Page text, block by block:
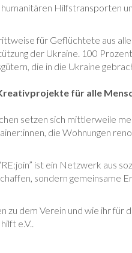
humanitären Hilfstransporten
für Geflüchtete aus
der Ukraine. 100
die in die Ukraine
für alle
setzen sich mittlerweile
die Wohnungen
ist ein Netzwerk aus
sondern gemeinsame
zu dem Verein und wie ihr für
e.V..